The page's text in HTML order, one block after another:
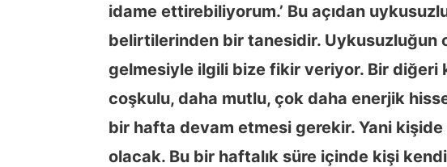
idame ettirebiliyorum.’ Bu açıdan
belirtilerinden bir tanesidir. Uykusuzluğun
gelmesiyle ilgili bize fikir veriyor. Bir diğeri
coşkulu, daha mutlu, çok daha enerjik
bir hafta devam etmesi gerekir. Yani
olacak. Bu bir haftalık süre içinde kişi